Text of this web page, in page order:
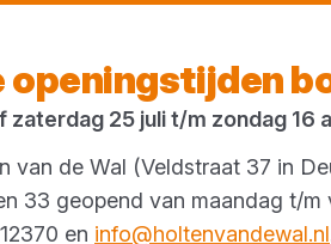
openingstijden
zaterdag 25 juli t/m zondag 16
van de Wal (Veldstraat 37 in
33 geopend van maandag t/
en info@holtenvandewal.nl